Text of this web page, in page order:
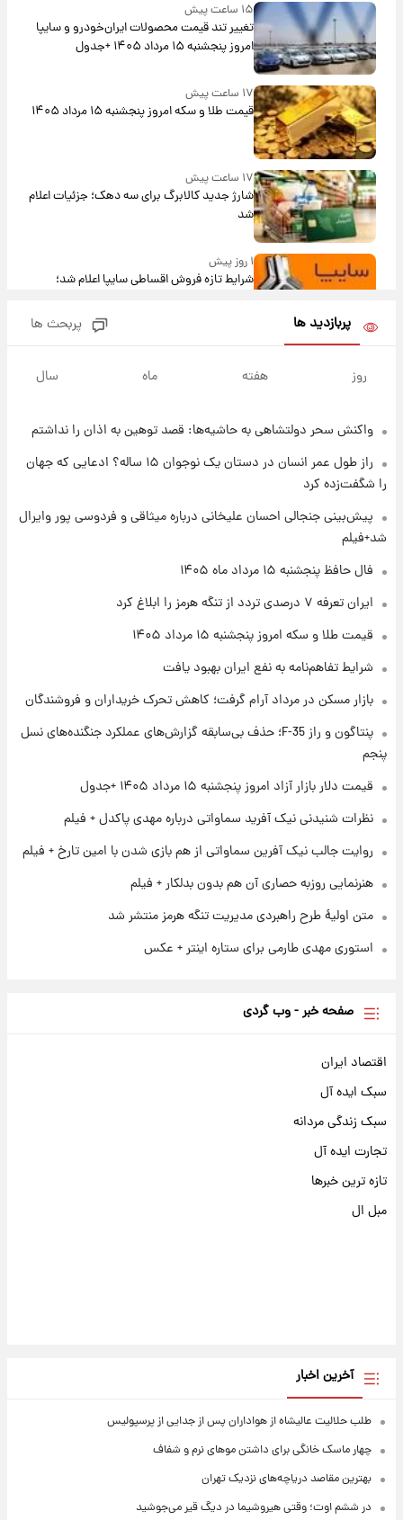
۱۵ ساعت پیش
تغییر تند قیمت محصولات ایران‌خودرو و سایپا
امروز پنجشنبه ۱۵ مرداد ۱۴۰۵ +جدول
۱۷ ساعت پیش
قیمت طلا و سکه امروز پنجشنبه ۱۵ مرداد ۱۴۰۵
۱۷ ساعت پیش
شارژ جدید کالابرگ برای سه دهک؛ جزئیات اعلام
شد
۱ روز پیش
شرایط تازه فروش اقساطی سایپا اعلام شد؛
قیمت سکه و طلا فردا
۲۳ ساعت پیش
۱ روز پیش
۱ روز پیش
ارزش سهام عدالت برای امروز چهارشنبه ۱۴ مرداد
آغاز طرح جدید فروش مشارکت در تولید سایپا؛
سود مشارکت چند درصد است؟
پربازدید ها پربحث ها
روز هفته ماه سال
واکنش سحر دولتشاهی به حاشیه‌ها: قصد توهین به اذان را نداشتم
راز طول عمر انسان در دستان یک نوجوان ۱۵ ساله؟ ادعایی که جهان
را شگفت‌زده کرد
پیش‌بینی جنجالی احسان علیخانی درباره میثاقی و فردوسی پور وایرال
شد+فیلم
فال حافظ پنجشنبه ۱۵ مرداد ماه ۱۴۰۵
ایران تعرفه ۷ درصدی تردد از تنگه هرمز را ابلاغ کرد
قیمت طلا و سکه امروز پنجشنبه ۱۵ مرداد ۱۴۰۵
شرایط تفاهم‌نامه به نفع ایران بهبود یافت
بازار مسکن در مرداد آرام گرفت؛ کاهش تحرک خریداران و فروشندگان
پنتاگون و راز F-35؛ حذف بی‌سابقه گزارش‌های عملکرد جنگنده‌های نسل
پنجم
قیمت دلار بازار آزاد امروز پنجشنبه ۱۵ مرداد ۱۴۰۵ +جدول
نظرات شنیدنی نیک آفرید سماواتی درباره مهدی پاکدل + فیلم
روایت جالب نیک آفرین سماواتی از هم بازی شدن با امین تارخ + فیلم
هنرنمایی روزبه حصاری آن هم بدون بدلکار + فیلم
متن اولیۀ طرح راهبردی مدیریت تنگه هرمز منتشر شد
استوری مهدی طارمی برای ستاره اینتر + عکس
صفحه خبر - وب گردی
اقتصاد ایران
سبک ایده آل
سبک زندگی مردانه
تجارت ایده آل
تازه ترین خبرها
مبل ال
آخرین اخبار
طلب حلالیت عالیشاه از هواداران پس از جدایی از پرسپولیس
چهار ماسک خانگی برای داشتن موهای نرم و شفاف
بهترین مقاصد دریاچه‌های نزدیک تهران
در ششم اوت؛ وقتی هیروشیما در دیگ قیر می‌جوشید